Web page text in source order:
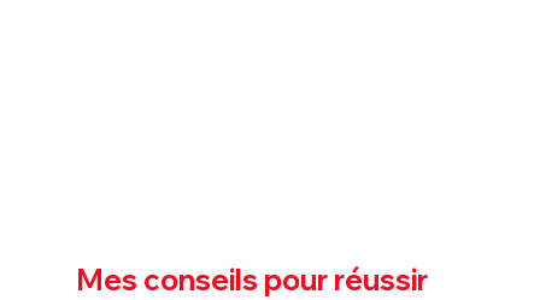
Mes conseils pour réussir